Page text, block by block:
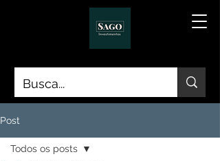
Post
Todos os posts